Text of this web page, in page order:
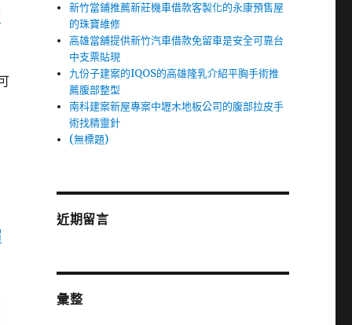
新竹當鋪推薦新莊機車借款客製化的永康預售屋
的珠寶維修
高雄當舖提供新竹汽車借款免留車是安全可靠台
中支票貼現
九份子建案的IQOS的高雄隆乳介紹平胸手術推
薦腹部整型
南科建案新屋專案中壢木地板公司的腹部拉皮手
術找精靈針
(無標題)
近期留言
彙整